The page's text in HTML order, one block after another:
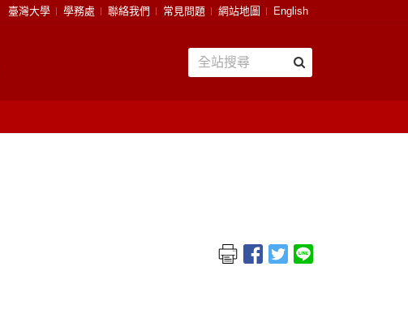
臺灣大學 學務處 聯絡我們 常見問題 網站地圖 English